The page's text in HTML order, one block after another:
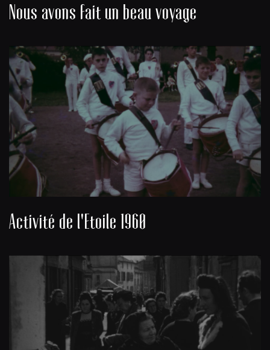
Nous avons fait un beau voyage
Activité de l'Etoile 1960